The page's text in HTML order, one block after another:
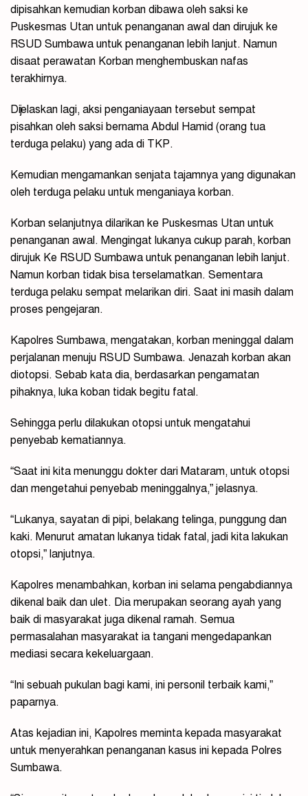
dipisahkan kemudian korban dibawa oleh saksi ke
Puskesmas Utan untuk penanganan awal dan dirujuk ke
RSUD Sumbawa untuk penanganan lebih lanjut. Namun
disaat perawatan Korban menghembuskan nafas
terakhirnya.
Dijelaskan lagi, aksi penganiayaan tersebut sempat
pisahkan oleh saksi bernama Abdul Hamid (orang tua
terduga pelaku) yang ada di TKP.
Kemudian mengamankan senjata tajamnya yang digunakan
oleh terduga pelaku untuk menganiaya korban.
Korban selanjutnya dilarikan ke Puskesmas Utan untuk
penanganan awal. Mengingat lukanya cukup parah, korban
dirujuk Ke RSUD Sumbawa untuk penanganan lebih lanjut.
Namun korban tidak bisa terselamatkan. Sementara
terduga pelaku sempat melarikan diri. Saat ini masih dalam
proses pengejaran.
Kapolres Sumbawa, mengatakan, korban meninggal dalam
perjalanan menuju RSUD Sumbawa. Jenazah korban akan
diotopsi. Sebab kata dia, berdasarkan pengamatan
pihaknya, luka koban tidak begitu fatal.
Sehingga perlu dilakukan otopsi untuk mengatahui
penyebab kematiannya.
“Saat ini kita menunggu dokter dari Mataram, untuk otopsi
dan mengetahui penyebab meninggalnya,” jelasnya.
“Lukanya, sayatan di pipi, belakang telinga, punggung dan
kaki. Menurut amatan lukanya tidak fatal, jadi kita lakukan
otopsi,” lanjutnya.
Kapolres menambahkan, korban ini selama pengabdiannya
dikenal baik dan ulet. Dia merupakan seorang ayah yang
baik di masyarakat juga dikenal ramah. Semua
permasalahan masyarakat ia tangani mengedapankan
mediasi secara kekeluargaan.
“Ini sebuah pukulan bagi kami, ini personil terbaik kami,”
paparnya.
Atas kejadian ini, Kapolres meminta kepada masyarakat
untuk menyerahkan penanganan kasus ini kepada Polres
Sumbawa.